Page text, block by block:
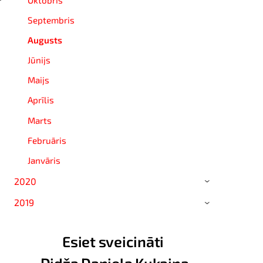
Septembris
Augusts
Jūnijs
Maijs
Aprīlis
Marts
Februāris
Janvāris
2020 ›
2019 ›
Esiet sveicināti